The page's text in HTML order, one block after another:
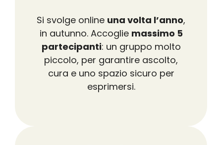
Si svolge online una volta l’anno,
in autunno. Accoglie massimo 5
partecipanti: un gruppo molto
piccolo, per garantire ascolto,
cura e uno spazio sicuro per
esprimersi.